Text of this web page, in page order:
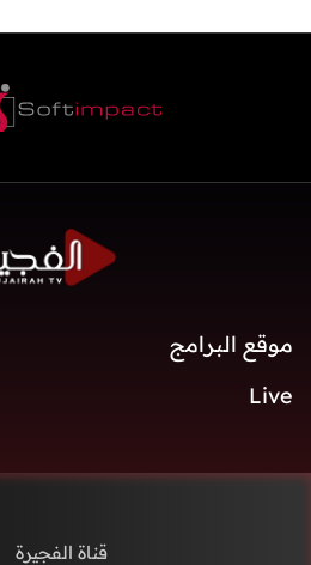
موقع البرامج
Live
قناة الفجيرة